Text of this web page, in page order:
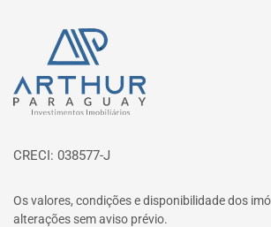
Página inicial
CRECI: 038577-J
Os valores, condições e disponibilidade dos
alterações sem aviso prévio.